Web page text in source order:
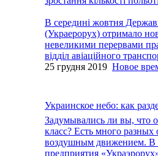
В середині жовтня
(Украерорух) отримало
невеликими перервами
відділ авіаційного
25 грудня 2019 Новое
Украинское небо: как
Задумывались ли вы, что
класс? Есть много разных
воздушным движением. В
предприятия